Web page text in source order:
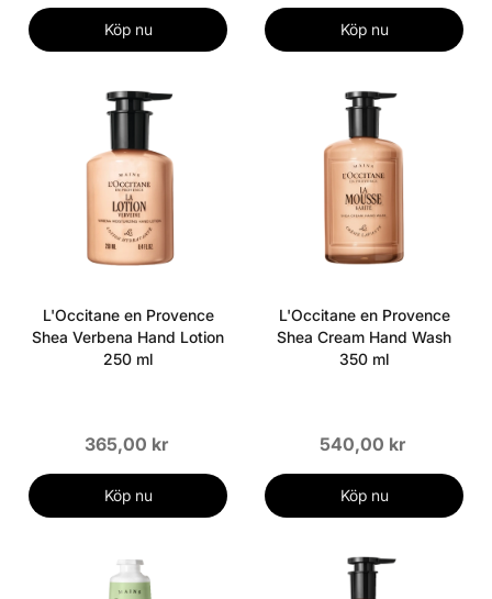
Köp nu Köp nu
L'Occitane en Provence
Shea Verbena Hand Lotion
250 ml
365,00 kr
Köp nu
L'Occitane en Provence
Shea Cream Hand Wash
350 ml
540,00 kr
Köp nu